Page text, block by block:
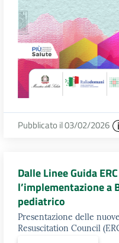
Pubblicato il 03/02/2026
Dalle Linee Guida
l’implementazione a
pediatrico
Presentazione delle
Resuscitation Council